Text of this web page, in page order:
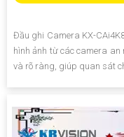
Đầu ghi Camera KX-
hình ảnh từ các camera an
và rõ ràng, giúp quan sát